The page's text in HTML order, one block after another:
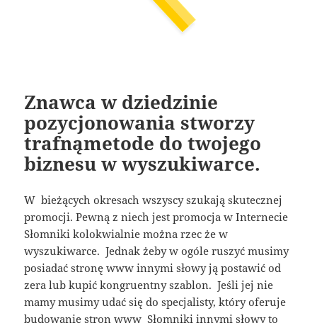
Znawca w dziedzinie
pozycjonowania stworzy
trafnąmetode do twojego
biznesu w wyszukiwarce.
W bieżących okresach wszyscy szukają skutecznej
promocji. Pewną z niech jest promocja w Internecie
Słomniki kolokwialnie można rzec że w
wyszukiwarce. Jednak żeby w ogóle ruszyć musimy
posiadać stronę www innymi słowy ją postawić od
zera lub kupić kongruentny szablon. Jeśli jej nie
mamy musimy udać się do specjalisty, który oferuje
budowanie stron www Słomniki innymi słowy to